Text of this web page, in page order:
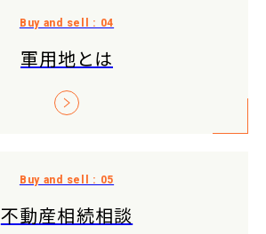
軍用地とは
不動産相続相談